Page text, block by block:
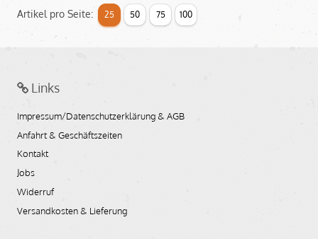
(ohne MwSt.)
Artikel pro Seite: 25 50 75 100
Links
Impressum/Datenschutzerklärung & AGB
Anfahrt & Geschäftszeiten
Kontakt
Jobs
Widerruf
Versandkosten & Lieferung